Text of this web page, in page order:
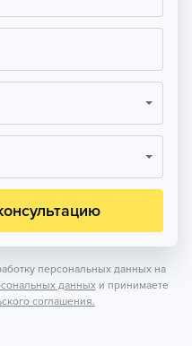
персональных данных на
данных и принимаете
соглашения.